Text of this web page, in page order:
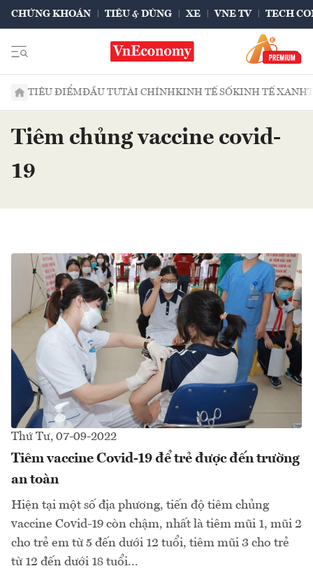
CHỨNG KHOÁN TIÊU & DÙNG XE VNE TV TECH
TIÊU ĐIỂMĐẦU TƯTÀI CHÍNHKINH TẾ SỐKINH TẾ XANH
Tiêm chủng vaccine covid-
19
Thứ Tư, 07-09-2022
Tiêm vaccine Covid-19 để trẻ được đến trường
an toàn
Hiện tại một số địa phương, tiến độ tiêm chủng
vaccine Covid-19 còn chậm, nhất là tiêm mũi 1, mũi 2
cho trẻ em từ 5 đến dưới 12 tuổi, tiêm mũi 3 cho trẻ
từ 12 đến dưới 18 tuổi...